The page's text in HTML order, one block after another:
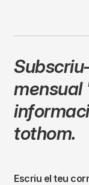
mensual
tothom.
Escriu el teu